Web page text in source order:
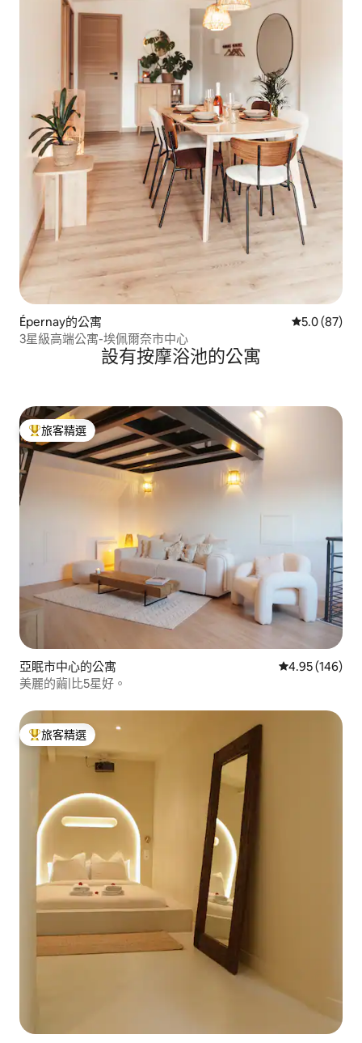
Épernay的公寓 從 87 則評
5.0 (87)
3星級高端公寓-埃佩爾奈市中心
設有按摩浴池的公寓
旅客精選榜首
旅客精選
亞眠市中心的公寓 從 146 則評價
4.95 (146)
美麗的繭|比5星好。
旅客精選榜首
旅客精選